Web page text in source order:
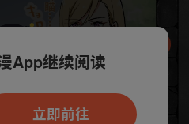
读，可打开App新用
免费看
App继续阅读
立即前往